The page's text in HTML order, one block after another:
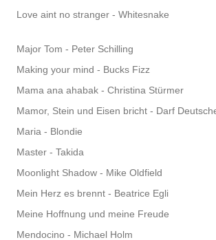
Love aint no stranger - Whitesnake
Major Tom - Peter Schilling
Making your mind - Bucks Fizz
Mama ana ahabak - Christina Stürmer
Mamor, Stein und Eisen bricht - Darf
Maria - Blondie
Master - Takida
Moonlight Shadow - Mike Oldfield
Mein Herz es brennt - Beatrice Egli
Meine Hoffnung und meine Freude
Mendocino - Michael Holm